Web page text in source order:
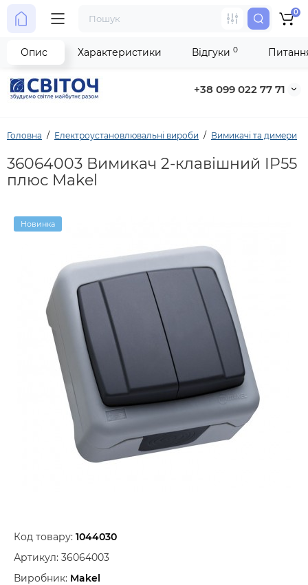
+38 099 022 77 71
0
Головна Електроустановлювальні вироби Вимикачі та димери
36064003 Вимикач 2-клавішний IP55
плюс Makel
Новинка
Код товару: 1044030
Артикул: 36064003
Виробник: Makel
Опис Характеристики Відгуки 0